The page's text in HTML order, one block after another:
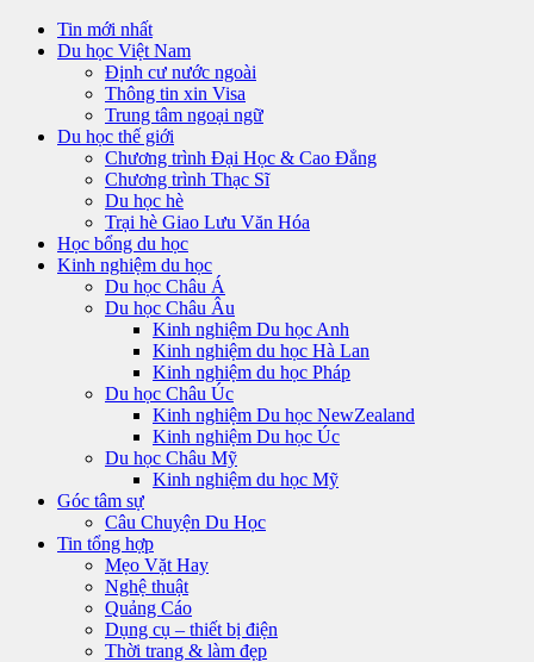
Tin mới nhất
Du học Việt Nam
Định cư nước ngoài
Thông tin xin Visa
Trung tâm ngoại ngữ
Du học thế giới
Chương trình Đại Học & Cao Đẳng
Chương trình Thạc Sĩ
Du học hè
Trại hè Giao Lưu Văn Hóa
Học bổng du học
Kinh nghiệm du học
Du học Châu Á
Du học Châu Âu
Kinh nghiệm Du học Anh
Kinh nghiệm du học Hà Lan
Kinh nghiệm du học Pháp
Du học Châu Úc
Kinh nghiệm Du học NewZealand
Kinh nghiệm Du học Úc
Du học Châu Mỹ
Kinh nghiệm du học Mỹ
Góc tâm sự
Câu Chuyện Du Học
Tin tổng hợp
Mẹo Vặt Hay
Nghệ thuật
Quảng Cáo
Dụng cụ – thiết bị điện
Thời trang & làm đẹp